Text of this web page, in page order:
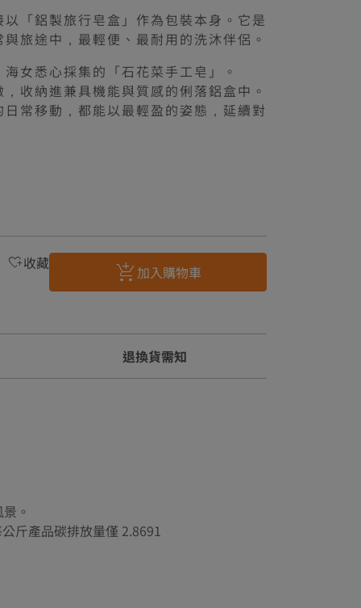
「鋁製旅行皂盒」作為包裝本身。它是
旅途中，最輕便、最耐用的洗沐伴侶。
女悉心採集的「石花菜手工皂」。
收納進兼具機能與質感的俐落鋁盒中。
常移動，都能以最輕盈的姿態，延續對
收藏 加入購物車
退換貨需知
。
斤產品碳排放量僅 2.8691